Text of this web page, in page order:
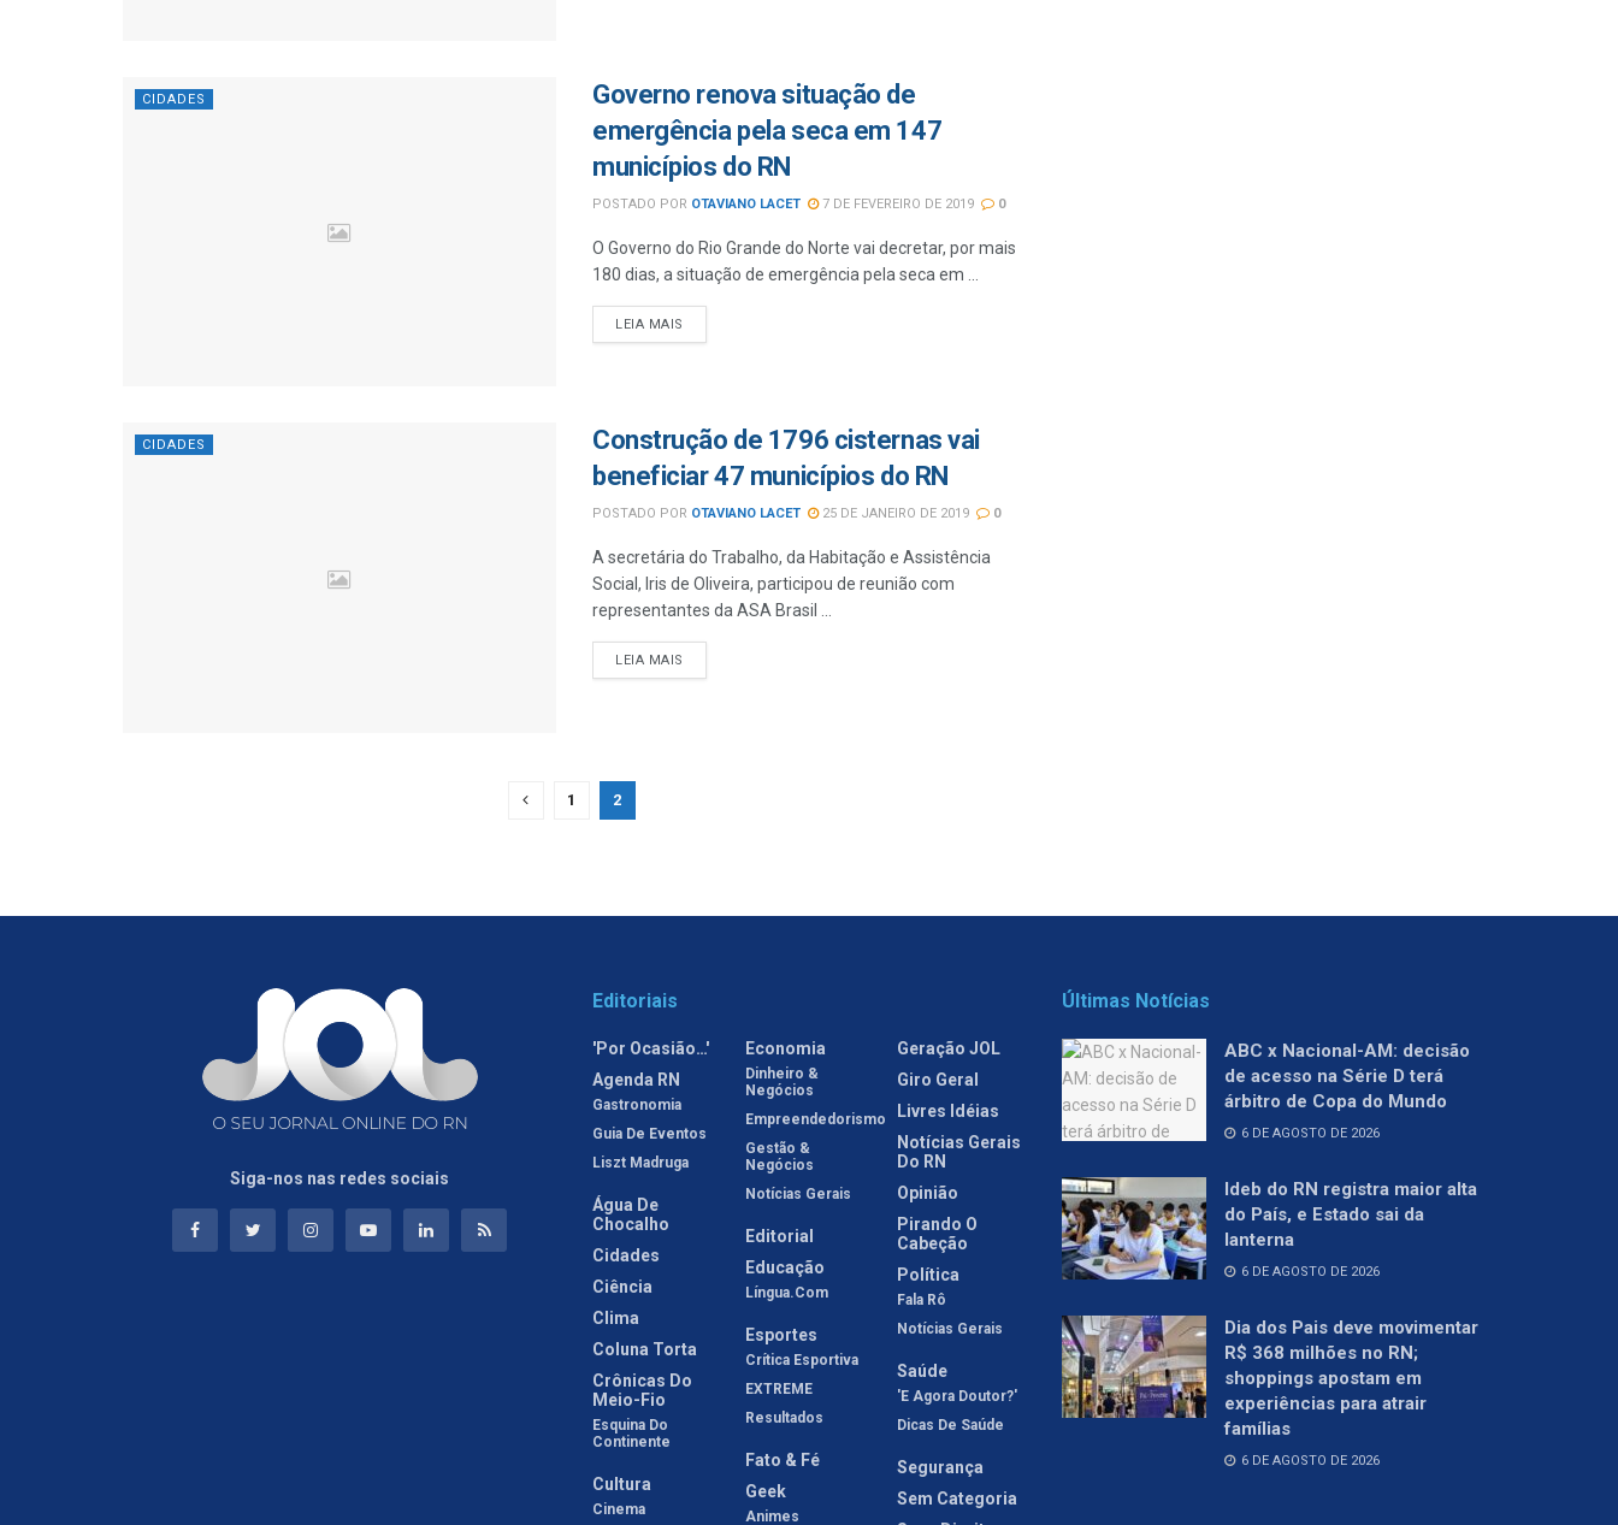
CIDADES
Governo renova situação de
emergência pela seca em 147
municípios do RN
POSTADO POR OTAVIANO LACET 7 DE FEVEREIRO DE 2019 0
O Governo do Rio Grande do Norte vai decretar, por mais
180 dias, a situação de emergência pela seca em ...
LEIA MAIS
CIDADES
Construção de 1796 cisternas vai
beneficiar 47 municípios do RN
POSTADO POR OTAVIANO LACET 25 DE JANEIRO DE 2019 0
A secretária do Trabalho, da Habitação e Assistência
Social, Iris de Oliveira, participou de reunião com
representantes da ASA Brasil ...
LEIA MAIS
1 2
Siga-nos nas redes sociais
Editoriais
'Por Ocasião…'
Agenda RN
Gastronomia
Guia De Eventos
Liszt Madruga
Água De
Chocalho
Cidades
Ciência
Clima
Coluna Torta
Crônicas Do
Meio-Fio
Esquina Do
Continente
Cultura
Cinema
Economia
Dinheiro &
Negócios
Empreendedorismo
Gestão &
Negócios
Notícias Gerais
Editorial
Educação
Língua.com
Esportes
Crítica Esportiva
EXTREME
Resultados
Fato & Fé
Geek
Animes
Geração JOL
Giro Geral
Livres Idéias
Notícias Gerais
Do RN
Opinião
Pirando O
Cabeção
Política
Fala Rô
Notícias Gerais
Saúde
'E Agora Doutor?'
Dicas De Saúde
Segurança
Sem Categoria
Últimas Notícias
ABC x Nacional-AM: decisão
de acesso na Série D terá
árbitro de Copa do Mundo
6 DE AGOSTO DE 2026
Ideb do RN registra maior alta
do País, e Estado sai da
lanterna
6 DE AGOSTO DE 2026
Dia dos Pais deve movimentar
R$ 368 milhões no RN;
shoppings apostam em
experiências para atrair
famílias
6 DE AGOSTO DE 2026